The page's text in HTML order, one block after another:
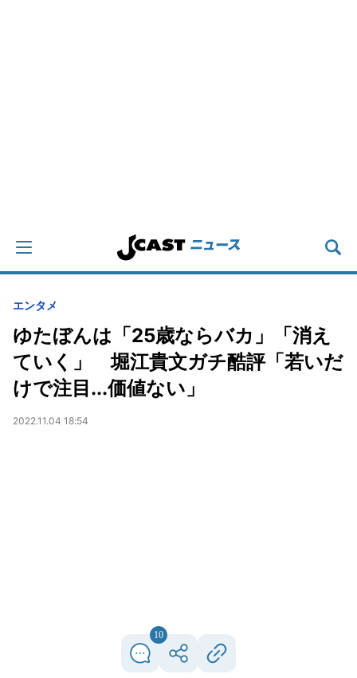
エンタメ
ゆたぼんは「25歳ならバカ」「消え
ていく」 堀江貴文ガチ酷評「若いだ
けで注目...価値ない」
2022.11.04 18:54
10